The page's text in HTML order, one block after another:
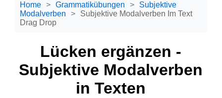
Home Grammatikübungen
Subjektive
Modalverben
Subjektive Modalverben Im Text
Drag Drop
Lücken ergänzen -
Subjektive Modalverben
in Texten